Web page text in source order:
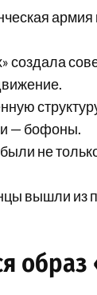
создала
— бофоны.
не
вышли из